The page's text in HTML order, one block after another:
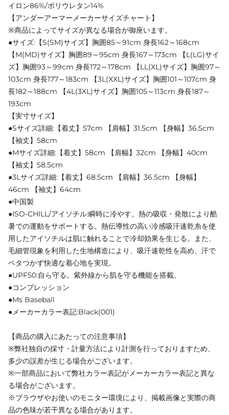
イロン86%/ポリウレタン14%
【アンダーアーマーメーカーサイズチャート】
※商品によってサイズが異なる場合が御座います。
●サイズ:【S(SM)サイズ】胸囲85～91cm 身長162～168cm
【M(MD)サイズ】胸囲89～95cm 身長167～173cm 【L(LG)サイ
ズ】胸囲93～99cm 身長172～178cm 【LL(XL)サイズ】胸囲97～
103cm 身長177～183cm 【3L(XXL)サイズ】胸囲101～107cm 身
長182～188cm 【4L(3XL)サイズ】胸囲105～113cm 身長187～
193cm
【実寸サイズ】
●Sサイズ詳細:【着丈】57cm 【肩幅】31.5cm 【身幅】36.5cm
【袖丈】58cm
●Mサイズ詳細:【着丈】58cm 【肩幅】32cm 【身幅】40cm
【袖丈】58.5cm
●3Lサイズ詳細:【着丈】68.5cm 【肩幅】36.5cm 【身幅】
46cm 【袖丈】64cm
●中国製
●ISO-CHILL/アイソチル:瞬時に冷やす。熱の吸収・発散により酷
暑での運動をサポートする。熱伝導性の高い冷感吸汗速乾糸を使
用したアイソチルは肌に触れることで冷却効果を生じる。また、
毛細管現象を利用した生地構造により、吸汗速乾性を高め、汗で
ベタつかず快適な着心地を実現。
●UPF50:自ら守る。紫外線から肌を守る機能を搭載。
●コンプレッション
●Ms Baseball
●メーカーカラー表記:Black(001)
【商品の購入にあたっての注意事項】
※弊社独自の採寸・計量方法により計測を行っておりますため、
多少の誤差が生じる場合がございます。
※一部商品において弊社カラー表記がメーカーカラー表記と異な
る場合がございます。
※ブラウザやお使いのモニター環境により、掲載画像と実際の商
品の色味が若干異なる場合があります。